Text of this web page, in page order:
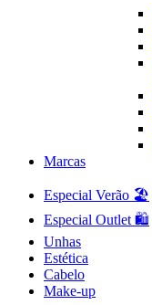
Marcas
Especial Verão 🏖️
Especial Outlet 🛍️
Unhas
Estética
Cabelo
Make-up